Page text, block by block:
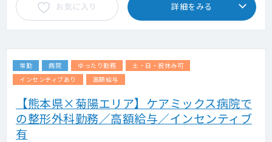
お気に入り 詳細をみる
常勤 病院 ゆったり勤務
土・日・祝休み可
インセンティブあり
高額給与
【熊本県×菊陽エリア】ケアミックス病院で
の整形外科勤務／高額給与／インセンティブ
有